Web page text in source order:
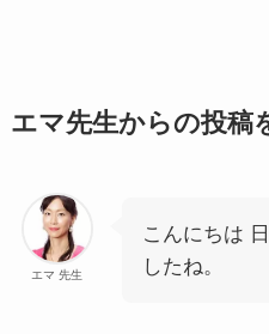
エマ先生からの投稿
エマ 先生
こんにちは
したね。